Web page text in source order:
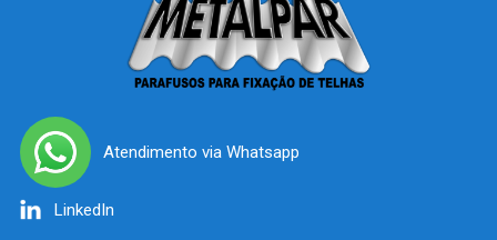
Atendimento via Whatsapp
LinkedIn